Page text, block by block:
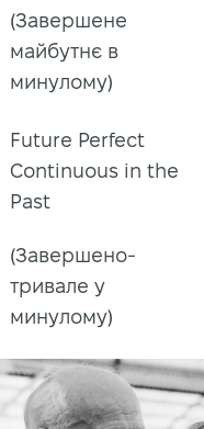
(Завершене
майбутнє в
минулому)
Future Perfect
Continuous in the
Past
(Завершено-
тривале у
минулому)